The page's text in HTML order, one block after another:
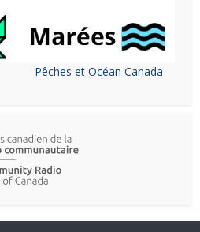
Pêches et Océan Canada